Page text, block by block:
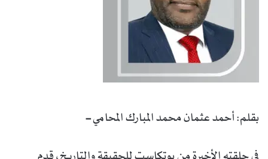
بقلم: أحمد عثمان محمد المبارك المحامي-
في حلقته الأخيرة من بوتكاست للحقيقة والتاريخ، قدم